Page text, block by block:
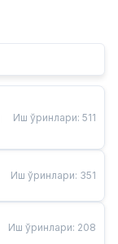
Иш ўринлари: 511
Иш ўринлари: 351
Иш ўринлари: 208